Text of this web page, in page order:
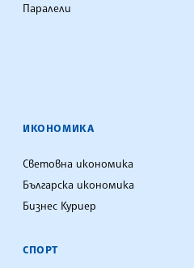
Паралели
ИКОНОМИКА
Световна икономика
Българска икономика
Бизнес Куриер
СПОРТ